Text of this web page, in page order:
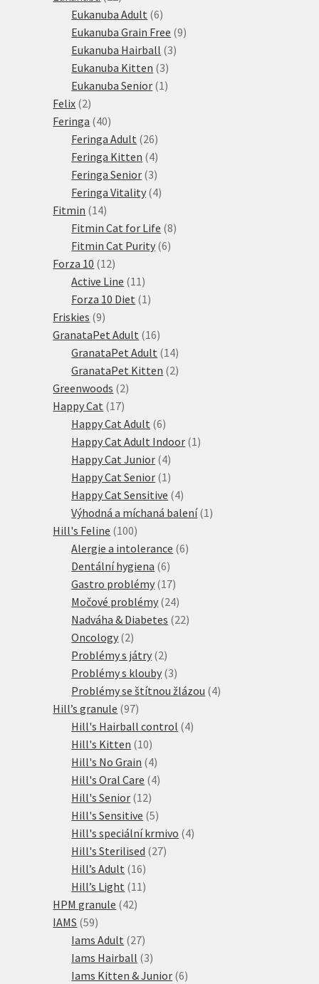
produktů
Eukanuba Adult 66
produktů
Eukanuba Grain Free 99
Eukanuba Hairball 33
Eukanuba Kitten 33
produkty
Eukanuba Senior 1 1
Felix 22
produkty
Feringa 4040
produktů
Feringa Adult 2626
produktů
Feringa Kitten 44
produkty
Feringa Senior 33
produkty
Feringa Vitality 44
Fitmin 1414
produktů
Fitmin Cat for Life 88
Fitmin Cat Purity 66
Forza 10 1212
produktů
Active Line 11 11
produktů
Forza 10 Diet 1 1
Friskies 99
produktů
GranataPet Adult 1616
produktů
GranataPet Adult 1414
produktů
GranataPet Kitten 22
Greenwoods 22
Happy Cat 1717
produktů
Happy Cat Adult 66
produktů
Happy Cat Adult Indoor 1 1
Happy Cat Junior 44
produkty
Happy Cat Senior 1 1
produkt
Happy Cat Sensitive 44
produkty
Výhodná a míchaná balení 1 1
Hill's Feline 100100
produktů
Alergie a intolerance 66
Dentální hygiena 66
produktů
Gastro problémy 1717
produktů
Močové problémy 2424
produktů
Nadváha & Diabetes 2222
Oncology 22
produkty
Problémy s játry 22
produkty
Problémy s klouby 33
produkty
Problémy se štítnou žlázou 44
Hill’s granule 9797
produktů
Hill's Hairball control 44
Hill's Kitten 1010
produktů
Hill's No Grain 44
produkty
Hill's Oral Care 44
Hill's Senior 1212
produktů
Hill's Sensitive 55
produktů
Hill's speciální krmivo 44
Hill's Sterilised 2727
Hill’s Adult 1616
produktů
Hill’s Light 11 11
HPM granule 4242
IAMS 5959
produktů
Iams Adult 2727
produktů
Iams Hairball 33
produkty
Iams Kitten & Junior 66